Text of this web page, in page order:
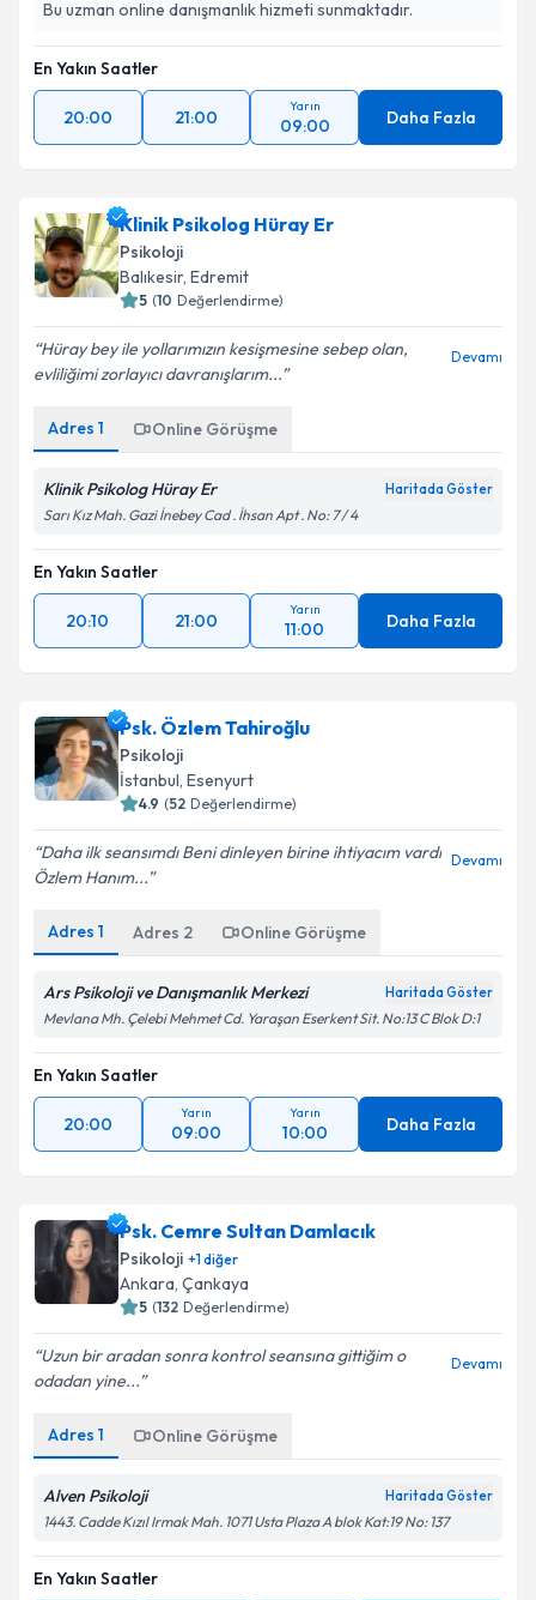
Bu uzman online danışmanlık hizmeti sunmaktadır.
En Yakın Saatler
20:00 21:00
Yarın
09:00 Daha Fazla
Klinik Psikolog Hüray Er
Psikoloji
Balıkesir, Edremit
5 (10 Değerlendirme)
Hüray bey ile yollarımızın kesişmesine sebep olan,
evliliğimi zorlayıcı davranışlarım...
Devamı
Adres 1 Online Görüşme
Klinik Psikolog Hüray Er Haritada Göster
Sarı Kız Mah. Gazi İnebey Cad . İhsan Apt . No: 7 / 4
En Yakın Saatler
20:10 21:00
Yarın
11:00 Daha Fazla
Psk. Özlem Tahiroğlu
Psikoloji
İstanbul, Esenyurt
4.9 (52 Değerlendirme)
Daha ilk seansımdı Beni dinleyen birine ihtiyacım vardı
Özlem Hanım...
Devamı
Adres 1 Adres 2 Online Görüşme
Ars Psikoloji ve Danışmanlık Merkezi Haritada Göster
Mevlana Mh. Çelebi Mehmet Cd. Yaraşan Eserkent Sit. No:13 C Blok D:1
En Yakın Saatler
20:00
Yarın
09:00
Yarın
10:00 Daha Fazla
Psk. Cemre Sultan Damlacık
Psikoloji +1diğer
Ankara, Çankaya
5 (132 Değerlendirme)
Uzun bir aradan sonra kontrol seansına gittiğim o
odadan yine...
Devamı
Adres 1 Online Görüşme
Alven Psikoloji Haritada Göster
1443. Cadde Kızıl Irmak Mah. 1071 Usta Plaza A blok Kat:19 No: 137
En Yakın Saatler